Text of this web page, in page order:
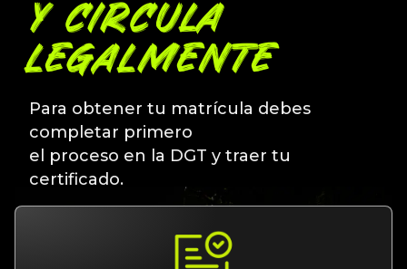
Y CIRCULA
LEGALMENTE
Para obtener tu matrícula debes
completar primero
el proceso en la DGT y traer tu
certificado.